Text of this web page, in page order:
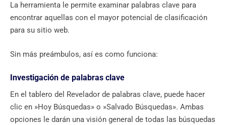
La herramienta le permite examinar palabras clave para
encontrar aquellas con el mayor potencial de clasificación
para su sitio web.
Sin más preámbulos, así es como funciona:
Investigación de palabras clave
En el tablero del Revelador de palabras clave, puede hacer
clic en »Hoy Búsquedas» o »Salvado Búsquedas». Ambas
opciones le darán una visión general de todas las búsquedas